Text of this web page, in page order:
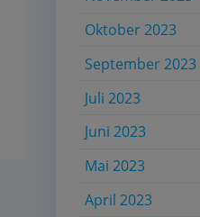
Oktober 2023
September 2023
Juli 2023
Juni 2023
Mai 2023
April 2023